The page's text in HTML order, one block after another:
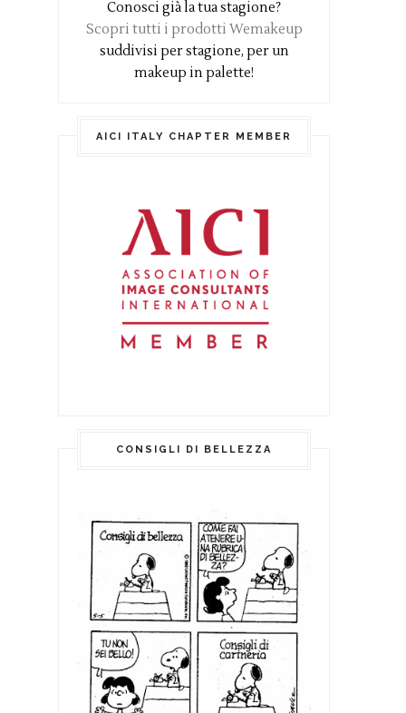
Conosci già la tua stagione?
Scopri tutti i prodotti Wemakeup
suddivisi per stagione, per un
makeup in palette!
AICI ITALY CHAPTER MEMBER
CONSIGLI DI BELLEZZA